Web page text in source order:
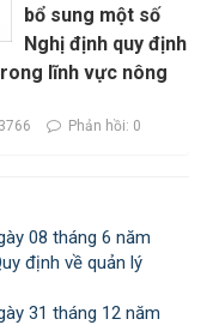
bổ sung một số
Nghị định quy định
lĩnh vực nông
Phản hồi: 0
08 tháng 6 năm
định về quản lý
31 tháng 12 năm